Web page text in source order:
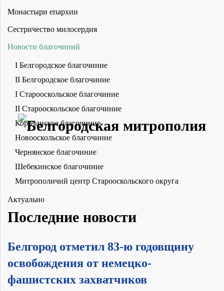
Монастыри епархии
Сестричество милосердия
Новости благочиний
I Белгородское благочиние
II Белгородское благочиние
I Старооскольское благочиние
II Старооскольское благочиние
Корочанское благочиние
Новооскольское благочиние
Чернянское благочиние
Шебекинское благочиние
Митрополичий центр Старооскольского округа
Актуально
Последние новости
Белгород отметил 83-ю годовщину
освобождения от немецко-
фашистских захватчиков